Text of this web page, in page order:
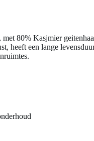
80% Kasjmier
heeft een lange